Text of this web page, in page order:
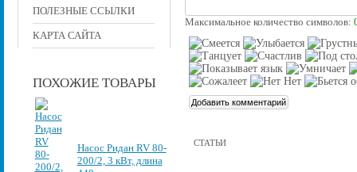
ПОЛЕЗНЫЕ ССЫЛКИ
КАРТА САЙТА
ПОХОЖИЕ ТОВАРЫ
Насос Ридан RV 80-
200/2, 3 кВт, длина
Максимальное количество символов:
СТАТЬИ